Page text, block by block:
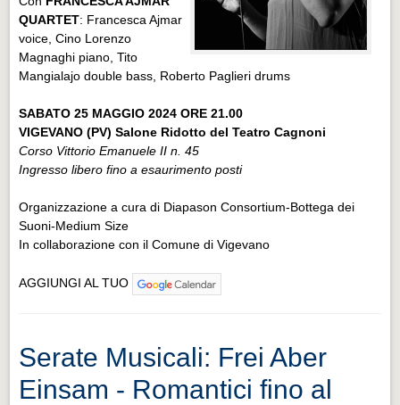
QUARTET: Francesca Ajmar
voice, Cino Lorenzo
Magnaghi piano, Tito
Mangialajo double bass, Roberto Paglieri drums
SABATO 25 MAGGIO 2024 ORE 21.00
VIGEVANO (PV) Salone Ridotto del Teatro Cagnoni
Corso Vittorio Emanuele II n. 45
Ingresso libero fino a esaurimento posti
Organizzazione a cura di Diapason Consortium-Bottega dei
Suoni-Medium Size
In collaborazione con il Comune di Vigevano
AGGIUNGI AL TUO
Serate Musicali: Frei Aber
Einsam - Romantici fino al